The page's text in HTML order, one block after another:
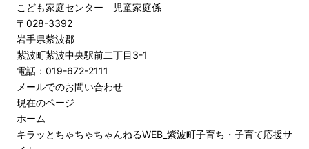
こども家庭センター 児童家庭係
〒028-3392
岩手県紫波郡
紫波町紫波中央駅前二丁目3-1
電話：019-672-2111
メールでのお問い合わせ
現在のページ
ホーム
キラッとちゃちゃちゃんねるWEB_紫波町子育ち・子育て応援サ